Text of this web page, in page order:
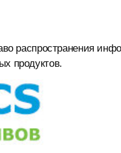
распространения
продуктов.